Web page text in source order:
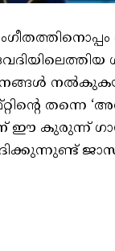
തന്നെ
ഈ കുരുന്ന്
ജാസി